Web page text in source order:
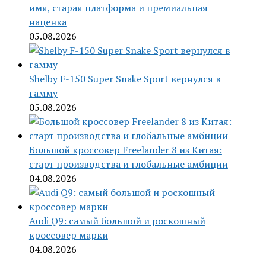
имя, старая платформа и премиальная
наценка
05.08.2026
Shelby F-150 Super Snake Sport вернулся в
гамму
05.08.2026
Большой кроссовер Freelander 8 из Китая:
старт производства и глобальные амбиции
04.08.2026
Audi Q9: самый большой и роскошный
кроссовер марки
04.08.2026